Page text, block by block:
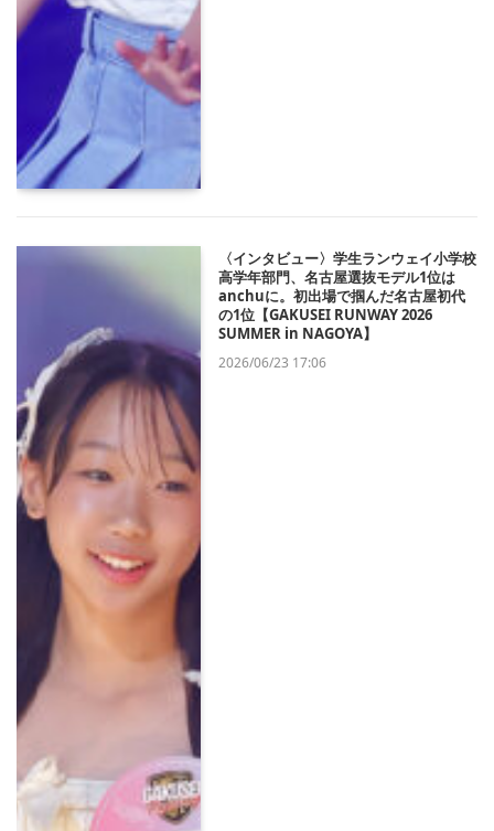
〈インタビュー〉学生ランウェイ小学校
高学年部門、名古屋選抜モデル1位は
anchuに。初出場で掴んだ名古屋初代
の1位【GAKUSEI RUNWAY 2026
SUMMER in NAGOYA】
2026/06/23 17:06